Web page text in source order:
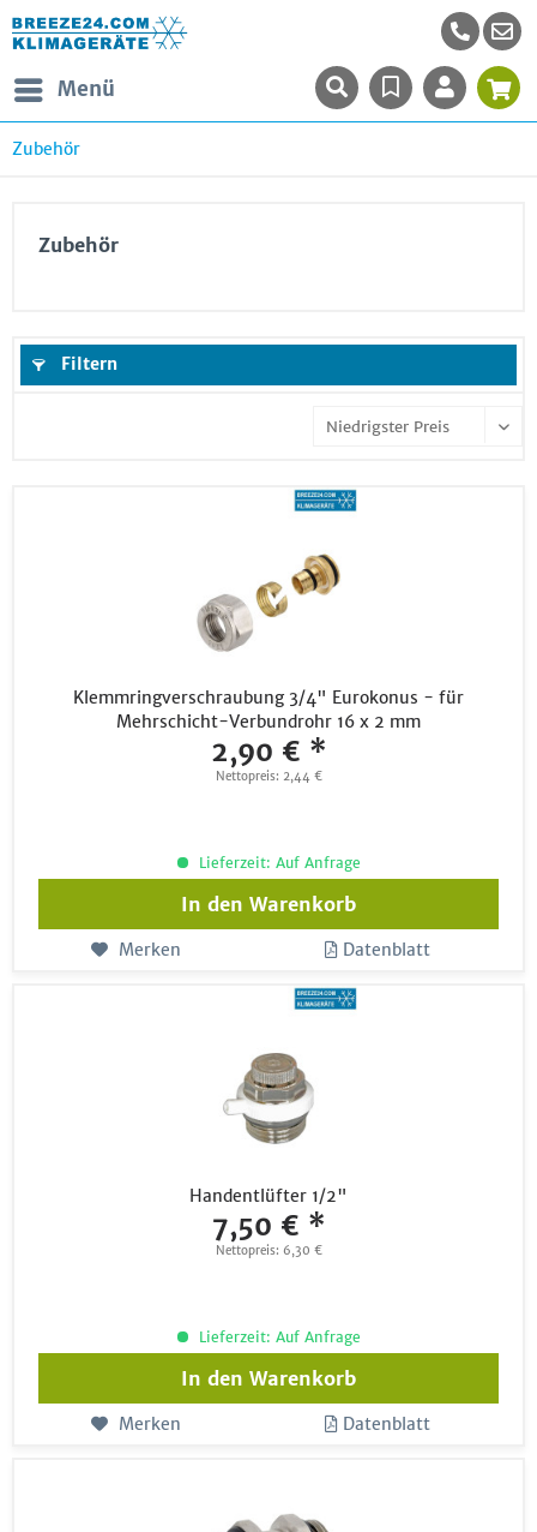
Menü
Zubehör
Zubehör
Filtern
Klemmringverschraubung 3/4" Eurokonus - für
Mehrschicht-Verbundrohr 16 x 2 mm
2,90 € *
Nettopreis: 2,44 €
Lieferzeit: Auf Anfrage
In den Warenkorb
Merken Datenblatt
Handentlüfter 1/2"
7,50 € *
Nettopreis: 6,30 €
Lieferzeit: Auf Anfrage
In den Warenkorb
Merken Datenblatt